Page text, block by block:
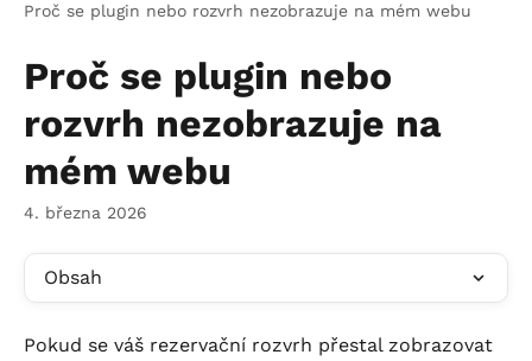
Proč se plugin nebo rozvrh nezobrazuje na mém webu
Proč se plugin nebo
rozvrh nezobrazuje na
mém webu
4. března 2026
Obsah
Pokud se váš rezervační rozvrh přestal zobrazovat